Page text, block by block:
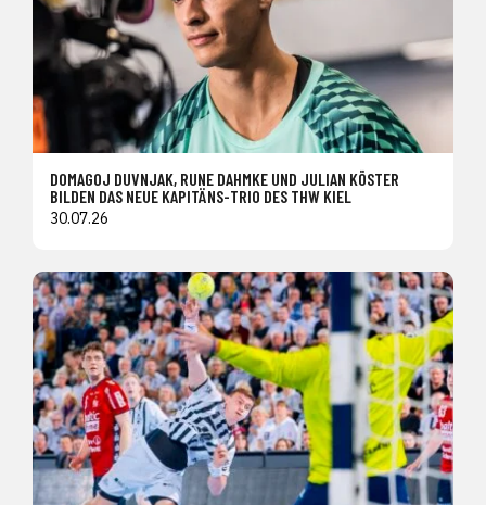
DOMAGOJ DUVNJAK, RUNE DAHMKE UND JULIAN KÖSTER
BILDEN DAS NEUE KAPITÄNS-TRIO DES THW KIEL
30.07.26